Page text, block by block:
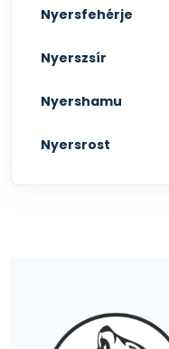
Nyersfehérje
Nyerszsír
Nyershamu
Nyersrost